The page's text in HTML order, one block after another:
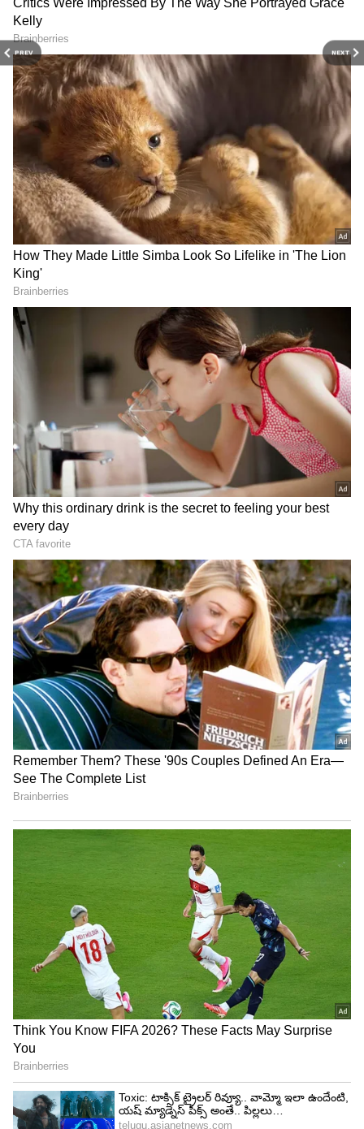
PREV NEXT
Kalki bhagwan: ఈ ఫొటోలో
ఉంది ఎవ‌రో గుర్తు ప‌ట్టారా.?
ఇంత‌కీ వీళ్లు ఏమై పోయారు.?
PM Modi: కేవ‌లం ప్ర‌శ్నించ‌డ‌మే
కాదు.. దేశ యువ‌త‌కు ప్ర‌ధాని
మోదీ సూచన
గుజరాత్‌లో వింత ఘటన అలల్లా
ఎగసి పడుతున్న బావి నీళ్లు |
Virparada village | Gujarat
mysterious well
డాలర్లు వస్తాయి కానీ...
అమెరికాలో అందరి బతుకూ ఇదే!
| US vs India Minimum
Wage | Asianet News Telugu
LATEST VIDEOS
చీరను నేసిన సీఎం చంద్రబాబు | CM
Chandrababu Chirala tour | Asianet
Telugu
బంగాళాఖాతంలో అల్పపీడనం...ఇక ఏపీలో
దంచుడే | Asianet News Telugu